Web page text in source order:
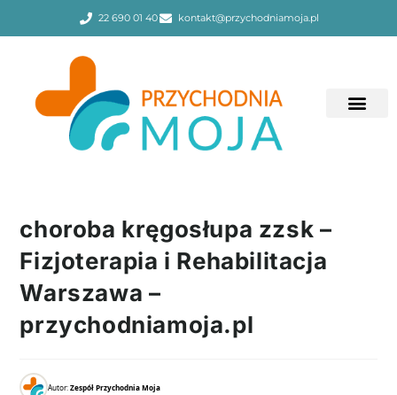
22 690 01 40 kontakt@przychodniamoja.pl
choroba kręgosłupa zzsk –
Fizjoterapia i Rehabilitacja
Warszawa –
przychodniamoja.pl
Autor:Zespół Przychodnia Moja